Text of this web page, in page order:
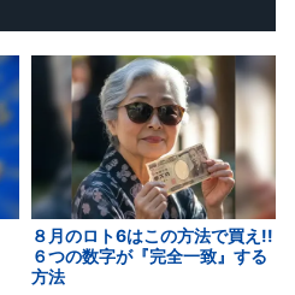
８月のロト6はこの方法で買え!!
６つの数字が『完全一致』する
方法